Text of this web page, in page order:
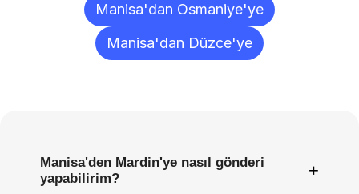
Manisa'dan Osmaniye'ye
Manisa'dan Düzce'ye
Manisa'den Mardin'ye nasıl gönderi
yapabilirim?
+